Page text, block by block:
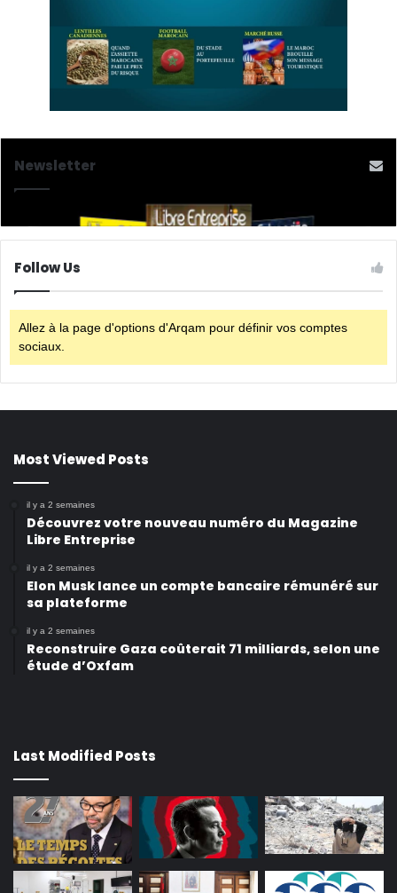
Newsletter
Follow Us
Allez à la page d'options d'Arqam pour définir vos comptes
sociaux.
Most Viewed Posts
il y a 2 semaines
Découvrez votre nouveau numéro du Magazine
Libre Entreprise
il y a 2 semaines
Elon Musk lance un compte bancaire rémunéré sur
sa plateforme
il y a 2 semaines
Reconstruire Gaza coûterait 71 milliards, selon une
étude d’Oxfam
Last Modified Posts